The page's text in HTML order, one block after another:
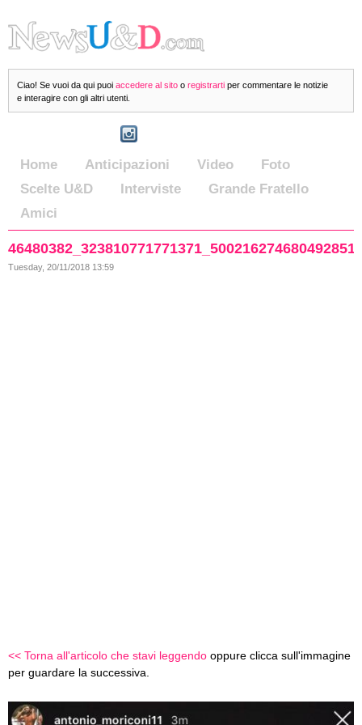
Ciao! Se vuoi da qui puoi accedere al sito o registrarti per commentare le notizie
e interagire con gli altri utenti.
Home Anticipazioni Video
Foto
Scelte U&D
Interviste
Grande Fratello
Amici
Tuesday, 20/11/2018 13:59
<< Torna all'articolo che stavi leggendo oppure clicca sull'immagine
per guardare la successiva.